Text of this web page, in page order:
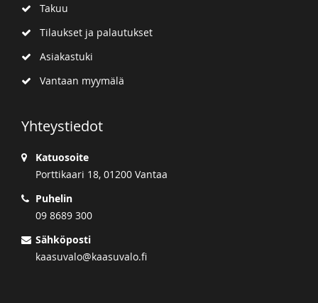
Takuu
Tilaukset ja palautukset
Asiakastuki
Vantaan myymälä
Yhteystiedot
Katuosoite
Porttikaari 18, 01200 Vantaa
Puhelin
09 8689 300
Sähköposti
kaasuvalo@kaasuvalo.fi